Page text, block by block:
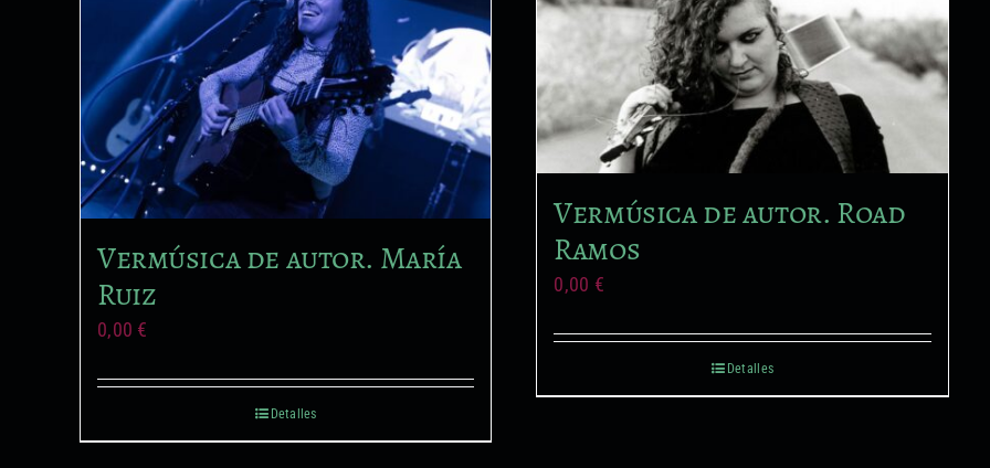
Vermúsica de autor. María
Ruiz
0,00 €
Detalles
Vermúsica de autor. Road
Ramos
0,00 €
Detalles